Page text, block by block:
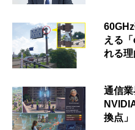
える
れる理
通信
換点」